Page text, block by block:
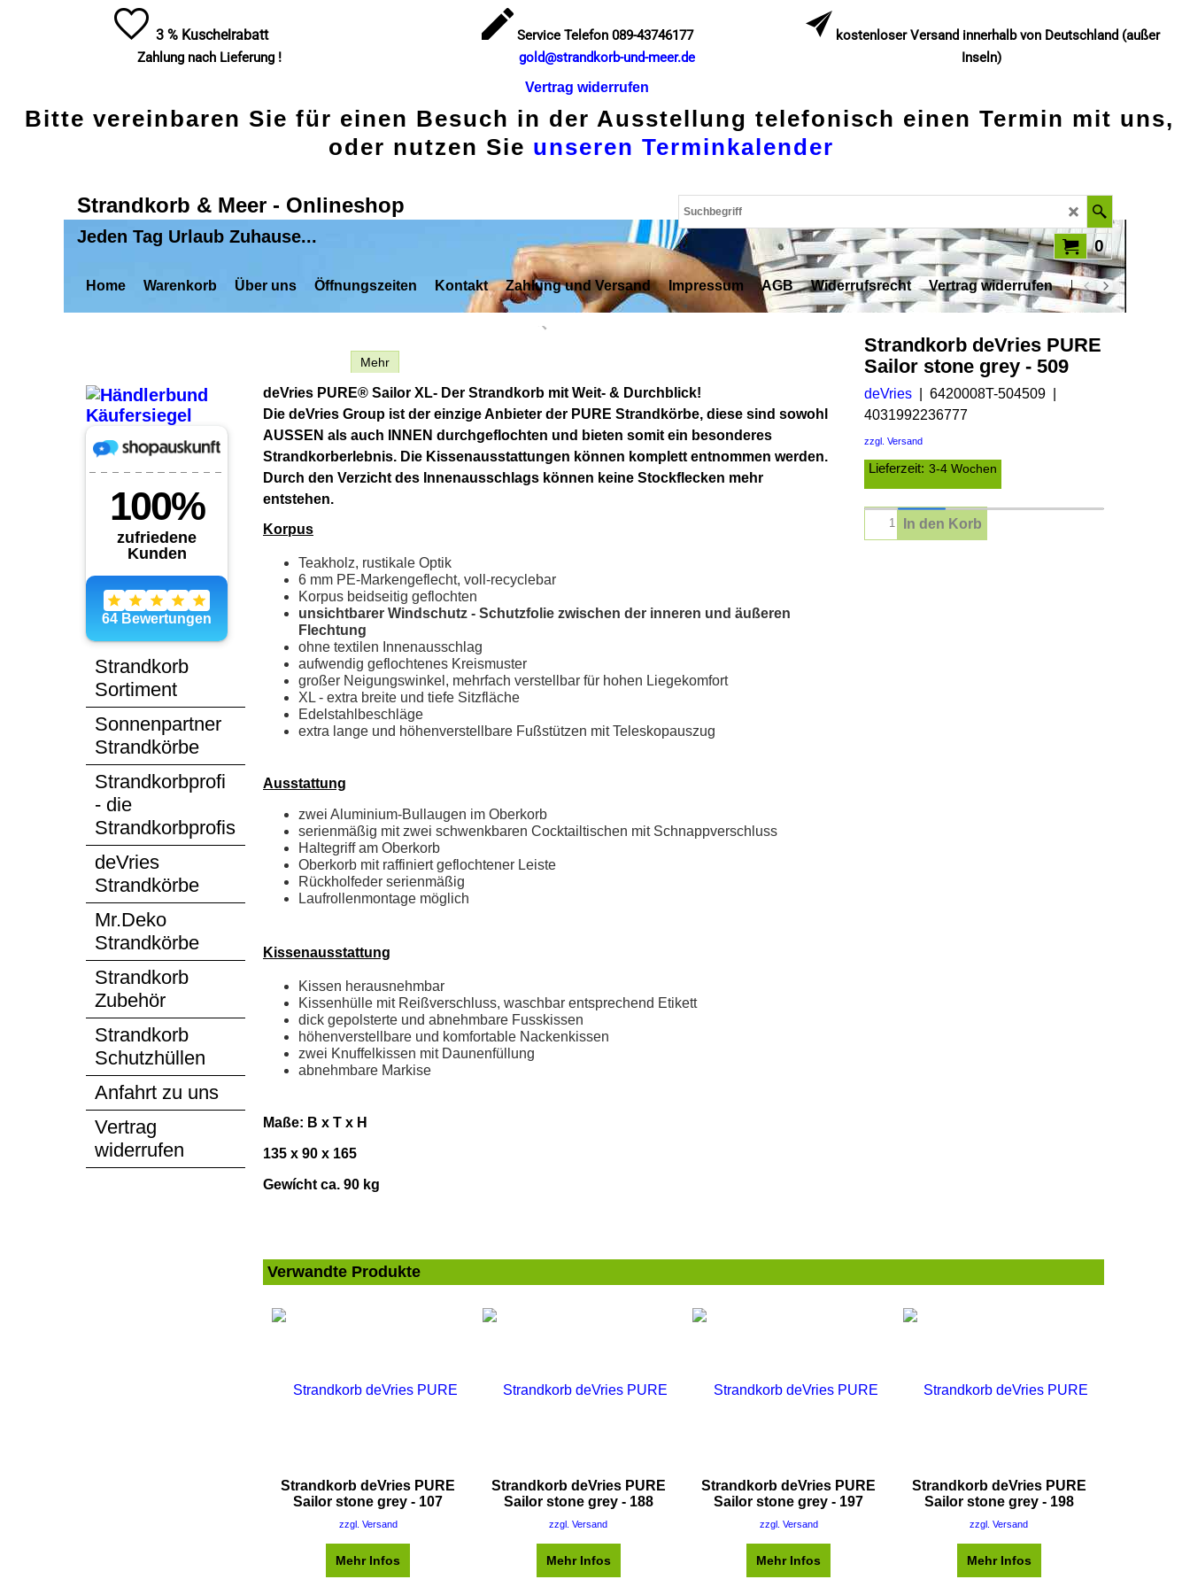
3 % Kuschelrabatt
Zahlung nach Lieferung !
Service Telefon 089-43746177
gold@strandkorb-und-meer.de
Vertrag widerrufen
kostenloser Versand innerhalb von Deutschland (außer
Inseln)
Bitte vereinbaren Sie für einen Besuch in der Ausstellung telefonisch einen Termin mit uns,
oder nutzen Sie unseren Terminkalender
Strandkorb & Meer - Onlineshop
Jeden Tag Urlaub Zuhause... 0
Home Warenkorb Über uns Öffnungszeiten Kontakt Zahlung und Versand Impressum AGB Widerrufsrecht Vertrag widerrufen Datenschutz
Strandkorb
Sortiment
Sonnenpartner
Strandkörbe
Strandkorbprofi
- die
Strandkorbprofis
deVries
Strandkörbe
Mr.Deko
Strandkörbe
Strandkorb
Zubehör
Strandkorb
Schutzhüllen
Anfahrt zu uns
Vertrag
widerrufen
Strandkorb deVries PURE
Sailor stone grey - 509
deVries
6420008T-504509
4031992236777
zzgl. Versand
Lieferzeit: 3-4 Wochen
In den Korb
Mehr
deVries PURE® Sailor XL- Der Strandkorb mit Weit- & Durchblick!
Die deVries Group ist der einzige Anbieter der PURE Strandkörbe, diese sind sowohl
AUSSEN als auch INNEN durchgeflochten und bieten somit ein besonderes
Strandkorberlebnis. Die Kissenausstattungen können komplett entnommen werden.
Durch den Verzicht des Innenausschlags können keine Stockflecken mehr
entstehen.
Korpus
Teakholz, rustikale Optik
6 mm PE-Markengeflecht, voll-recyclebar
Korpus beidseitig geflochten
unsichtbarer Windschutz - Schutzfolie zwischen der inneren und äußeren
Flechtung
ohne textilen Innenausschlag
aufwendig geflochtenes Kreismuster
großer Neigungswinkel, mehrfach verstellbar für hohen Liegekomfort
XL - extra breite und tiefe Sitzfläche
Edelstahlbeschläge
extra lange und höhenverstellbare Fußstützen mit Teleskopauszug
Ausstattung
zwei Aluminium-Bullaugen im Oberkorb
serienmäßig mit zwei schwenkbaren Cocktailtischen mit Schnappverschluss
Haltegriff am Oberkorb
Oberkorb mit raffiniert geflochtener Leiste
Rückholfeder serienmäßig
Laufrollenmontage möglich
Kissenausstattung
Kissen herausnehmbar
Kissenhülle mit Reißverschluss, waschbar entsprechend Etikett
dick gepolsterte und abnehmbare Fusskissen
höhenverstellbare und komfortable Nackenkissen
zwei Knuffelkissen mit Daunenfüllung
abnehmbare Markise
Maße: B x T x H
135 x 90 x 165
Gewícht ca. 90 kg
Verwandte Produkte
Strandkorb deVries PURE
Sailor stone grey - 107
zzgl. Versand
Mehr Infos
Strandkorb deVries PURE
Sailor stone grey - 188
zzgl. Versand
Mehr Infos
Strandkorb deVries PURE
Sailor stone grey - 197
zzgl. Versand
Mehr Infos
Strandkorb deVries PURE
Sailor stone grey - 198
zzgl. Versand
Mehr Infos